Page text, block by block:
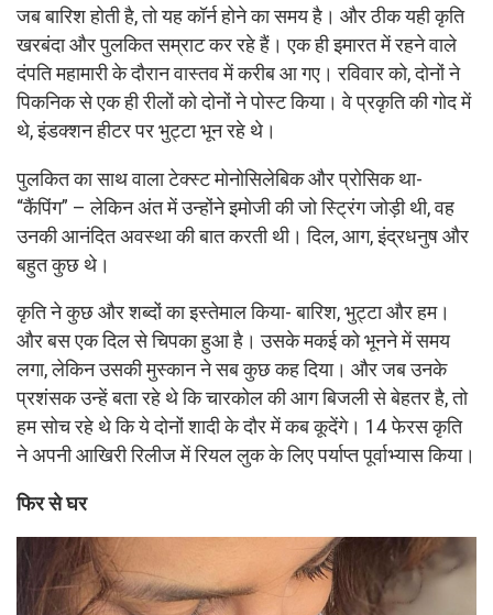
जब बारिश होती है, तो यह कॉर्न होने का समय है। और ठीक यही कृति
खरबंदा और पुलकित सम्राट कर रहे हैं। एक ही इमारत में रहने वाले
दंपति महामारी के दौरान वास्तव में करीब आ गए। रविवार को, दोनों ने
पिकनिक से एक ही रीलों को दोनों ने पोस्ट किया। वे प्रकृति की गोद में
थे, इंडक्शन हीटर पर भुट्टा भून रहे थे।
पुलकित का साथ वाला टेक्स्ट मोनोसिलेबिक और प्रोसिक था-
“कैंपिंग” – लेकिन अंत में उन्होंने इमोजी की जो स्ट्रिंग जोड़ी थी, वह
उनकी आनंदित अवस्था की बात करती थी। दिल, आग, इंद्रधनुष और
बहुत कुछ थे।
कृति ने कुछ और शब्दों का इस्तेमाल किया- बारिश, भुट्टा और हम।
और बस एक दिल से चिपका हुआ है। उसके मकई को भूनने में समय
लगा, लेकिन उसकी मुस्कान ने सब कुछ कह दिया। और जब उनके
प्रशंसक उन्हें बता रहे थे कि चारकोल की आग बिजली से बेहतर है, तो
हम सोच रहे थे कि ये दोनों शादी के दौर में कब कूदेंगे। 14 फेरस कृति
ने अपनी आखिरी रिलीज में रियल लुक के लिए पर्याप्त पूर्वाभ्यास किया।
फिर से घर